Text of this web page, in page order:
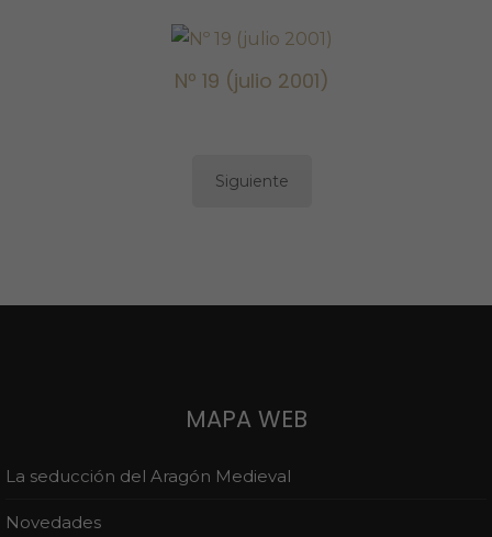
Nº 19 (julio
2001)
Nº 19 (julio 2001)
Siguiente
MAPA WEB
La seducción del Aragón Medieval
Novedades